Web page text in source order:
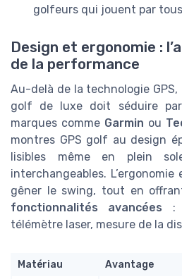
golfeurs qui jouent par
Design et ergonomie :
de la performance
Au-delà de la technologie
golf de luxe doit séduire
marques comme Garmin ou
montres GPS golf au design
lisibles même en plein
interchangeables.
gêner le swing, tout en
fonctionnalités avancées :
télémètre laser, mesure de la
Matériau Avantage